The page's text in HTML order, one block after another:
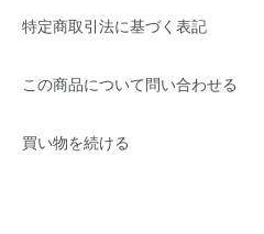
特定商取引法に基づく表記
この商品について問い合わせる
買い物を続ける